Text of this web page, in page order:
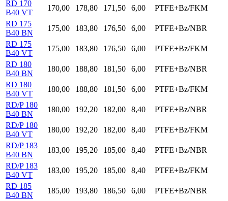
RD 170
B40 VT
170,00 178,80 171,50 6,00
PTFE+Bz/FKM
RD 175
B40 BN
175,00 183,80 176,50 6,00
PTFE+Bz/NBR
RD 175
B40 VT
175,00 183,80 176,50 6,00
PTFE+Bz/FKM
RD 180
B40 BN
180,00 188,80 181,50 6,00
PTFE+Bz/NBR
RD 180
B40 VT
180,00 188,80 181,50 6,00
PTFE+Bz/FKM
RD/P 180
B40 BN
180,00 192,20 182,00 8,40
PTFE+Bz/NBR
RD/P 180
B40 VT
180,00 192,20 182,00 8,40
PTFE+Bz/FKM
RD/P 183
B40 BN
183,00 195,20 185,00 8,40
PTFE+Bz/NBR
RD/P 183
B40 VT
183,00 195,20 185,00 8,40
PTFE+Bz/FKM
RD 185
B40 BN
185,00 193,80 186,50 6,00
PTFE+Bz/NBR